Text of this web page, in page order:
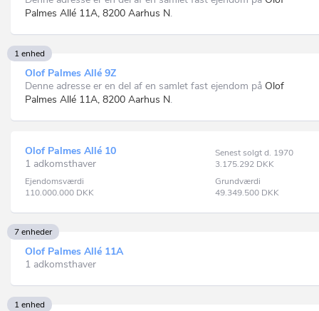
Palmes Allé 11A, 8200 Aarhus N.
1 enhed
Olof Palmes Allé 9Z
Denne adresse er en del af en samlet fast ejendom på Olof
Palmes Allé 11A, 8200 Aarhus N.
Olof Palmes Allé 10
1 adkomsthaver
Senest solgt d. 1970
3.175.292 DKK
Ejendomsværdi
110.000.000 DKK
Grundværdi
49.349.500 DKK
7 enheder
Olof Palmes Allé 11A
1 adkomsthaver
1 enhed